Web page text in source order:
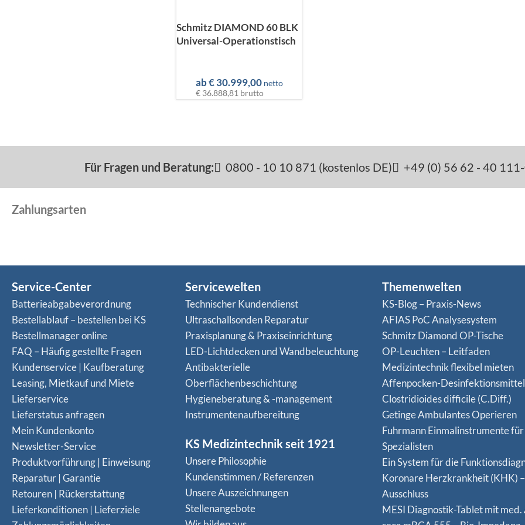
Schmitz DIAMOND 60 BLK
Universal-Operationstisch
ab€30.999,00 netto
€ 36.888,81 brutto
Für Fragen und Beratung: 0800 - 10 10 871 (kostenlos DE) +49 (0) 56 62 - 40
Zahlungsarten
Service-Center
Batterieabgabeverordnung
Bestellablauf – bestellen bei KS
Bestellmanager online
FAQ – Häufig gestellte Fragen
Kundenservice | Kaufberatung
Leasing, Mietkauf und Miete
Lieferservice
Lieferstatus anfragen
Mein Kundenkonto
Newsletter-Service
Produktvorführung | Einweisung
Reparatur | Garantie
Retouren | Rückerstattung
Lieferkonditionen | Lieferziele
Servicewelten
Technischer Kundendienst
Ultraschallsonden Reparatur
Praxisplanung & Praxiseinrichtung
LED-Lichtdecken und Wandbeleuchtung
Antibakterielle
Oberflächenbeschichtung
Hygieneberatung & -management
Instrumentenaufbereitung
KS Medizintechnik seit 1921
Unsere Philosophie
Kundenstimmen / Referenzen
Unsere Auszeichnungen
Stellenangebote
Themenwelten
KS-Blog – Praxis-News
AFIAS PoC Analysesystem
Schmitz Diamond OP-Tische
OP-Leuchten – Leitfaden
Medizintechnik flexibel mieten
Affenpocken-Desinfektionsmittel
Clostridioides difficile (C.Diff.)
Getinge Ambulantes Operieren
Fuhrmann Einmalinstrumente für
Spezialisten
Ein System für die
Koro­nare Herz­krank­heit (KHK) –
Ausschluss
MESI Diagnostik-Tablet mit med.